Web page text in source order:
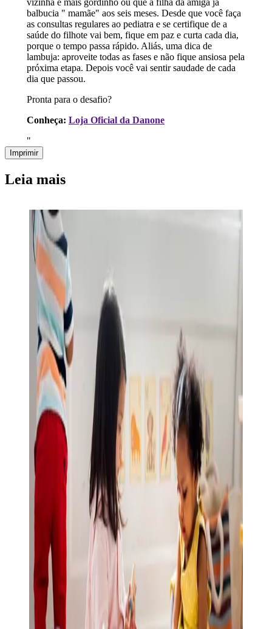
vizinha é mais gordinho ou que a filha da amiga já
balbucia " mamãe" aos seis meses. Desde que você faça
as consultas regulares ao pediatra e se certifique de a
saúde do filhote vai bem, fique em paz e curta cada dia,
porque o tempo passa rápido. Aliás, uma dica de
lambuja: aproveite todas as fases e não fique ansiosa pela
próxima etapa. Depois você vai sentir saudade de cada
dia que passou.
Pronta para o desafio?
Conheça: Loja Oficial da Danone
"
Imprimir
Leia mais